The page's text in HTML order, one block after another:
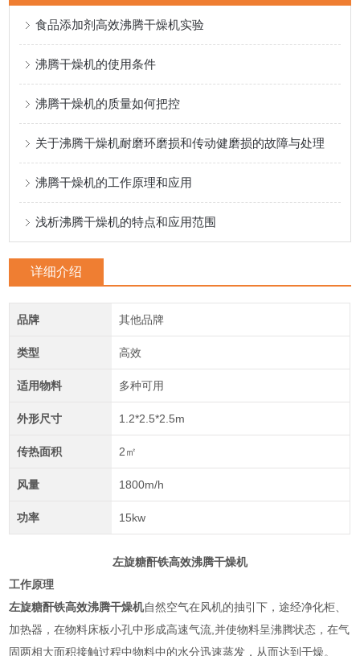
食品添加剂高效沸腾干燥机实验
沸腾干燥机的使用条件
沸腾干燥机的质量如何把控
关于沸腾干燥机耐磨环磨损和传动健磨损的故障与处理
沸腾干燥机的工作原理和应用
浅析沸腾干燥机的特点和应用范围
详细介绍
品牌 其他品牌
类型 高效
适用物料 多种可用
外形尺寸 1.2*2.5*2.5m
传热面积 2㎡
风量 1800m/h
功率 15kw
左旋糖酐铁高效沸腾干燥机
工作原理
左旋糖酐铁高效沸腾干燥机自然空气在风机的抽引下，途经净化柜、
加热器，在物料床板小孔中形成高速气流,并使物料呈沸腾状态，在气
固两相大面积接触过程中物料中的水分迅速蒸发，从而达到干燥。